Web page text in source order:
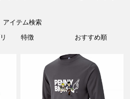
アイテム検索